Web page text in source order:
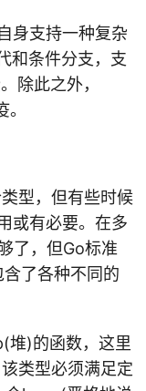
支持一种复杂
和条件分支，支
除此之外，
型，但有些时候
或有必要。在多
了，但Go标准
了各种不同的
堆)的函数，这里
类型必须满足定